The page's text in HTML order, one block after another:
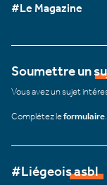
#Le Magazine
Soumettre un
Vous avez un sujet
Complétez leformulaire
#Liégeois asbl